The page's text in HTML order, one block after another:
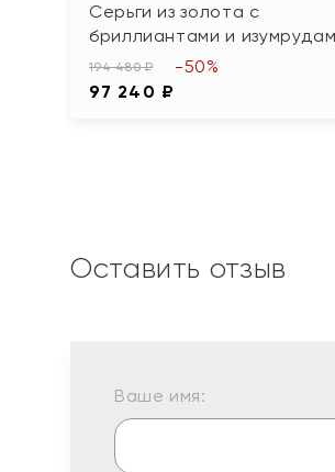
Серьги из золота с
бриллиантами и
194 480 ₽
97 240 ₽
-50%
Оставить отзыв
Ваше имя: